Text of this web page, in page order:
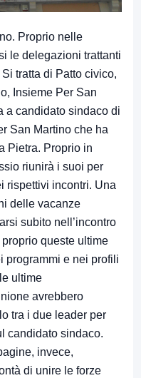
Proprio nelle
le delegazioni trattanti
tratta di Patto civico,
Insieme Per San
a candidato sindaco di
San Martino che ha
Pietra. Proprio in
riunirà i suoi per
rispettivi incontri. Una
delle vacanze
subito nell’incontro
queste ultime
programmi e nei profili
ultime
avrebbero
tra i due leader per
candidato sindaco.
invece,
di unire le forze